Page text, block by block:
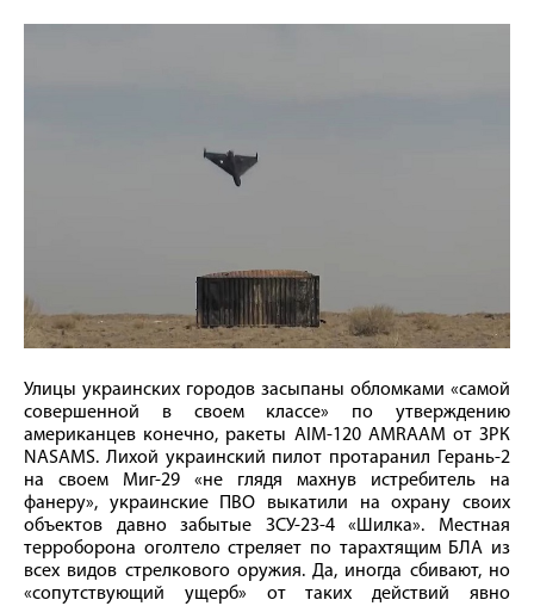
Улицы украинских городов засыпаны обломками «самой
совершенной в своем классе» по утверждению
американцев конечно, ракеты AIM-120 AMRAAM от ЗРК
NASAMS. Лихой украинский пилот протаранил Герань-2
на своем Миг-29 «не глядя махнув истребитель на
фанеру», украинские ПВО выкатили на охрану своих
объектов давно забытые ЗСУ-23-4 «Шилка». Местная
терроборона оголтело стреляет по тарахтящим БЛА из
всех видов стрелкового оружия. Да, иногда сбивают, но
«сопутствующий ущерб» от таких действий явно